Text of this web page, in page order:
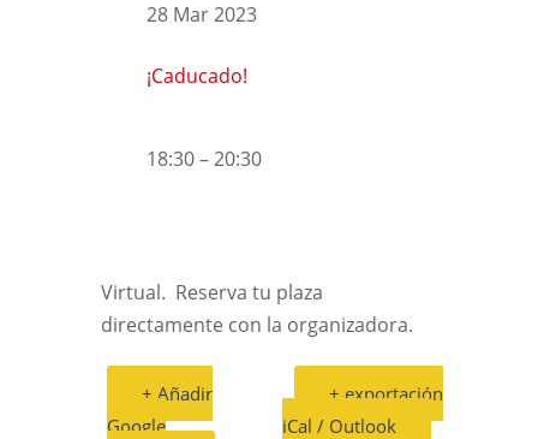
28 Mar 2023
¡Caducado!
18:30 – 20:30
Virtual. Reserva tu plaza
directamente con la organizadora.
+ Añadir
Google
+ exportación
iCal / Outlook